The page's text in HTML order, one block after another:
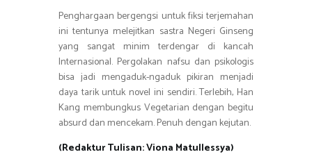
Penghargaan bergengsi untuk fiksi terjemahan
ini tentunya melejitkan sastra Negeri Ginseng
yang sangat minim terdengar di kancah
Internasional. Pergolakan nafsu dan psikologis
bisa jadi mengaduk-ngaduk pikiran menjadi
daya tarik untuk novel ini sendiri. Terlebih, Han
Kang membungkus Vegetarian dengan begitu
absurd dan mencekam. Penuh dengan kejutan.
(Redaktur Tulisan: Viona Matullessya)